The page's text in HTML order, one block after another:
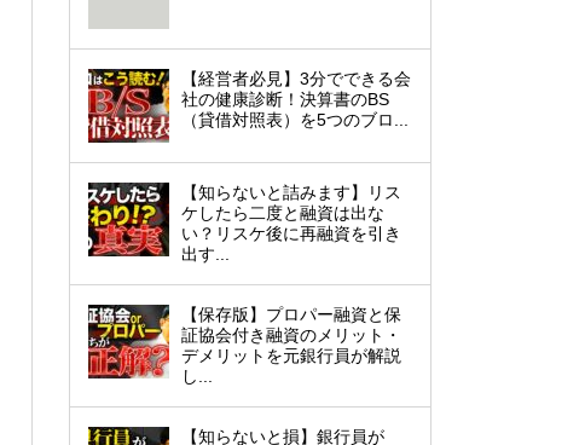
【経営者必見】3分でできる会
社の健康診断！決算書のBS
（貸借対照表）を5つのブロ...
【知らないと詰みます】リス
ケしたら二度と融資は出な
い？リスケ後に再融資を引き
出す...
【保存版】プロパー融資と保
証協会付き融資のメリット・
デメリットを元銀行員が解説
し...
【知らないと損】銀行員が